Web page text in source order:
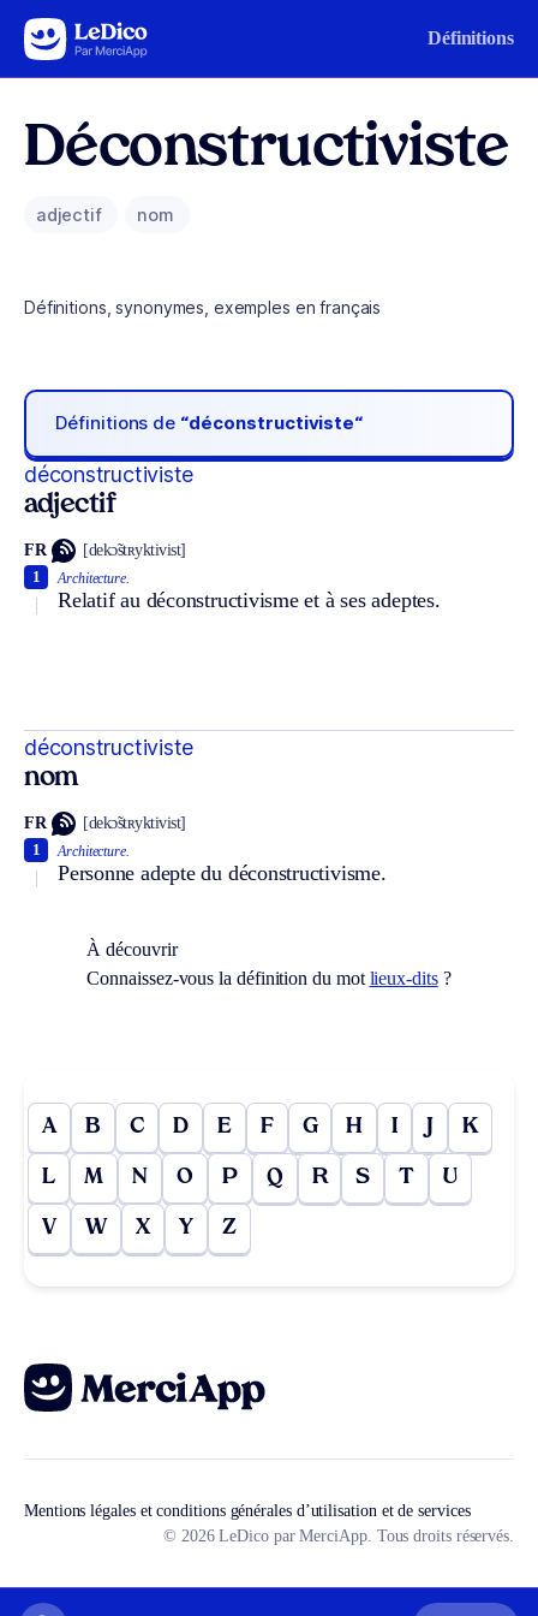
Aller au contenu Définitions
Déconstructiviste
adjectif nom
Définitions, synonymes, exemples en français
Définitions de “déconstructiviste“
déconstructiviste
adjectif
FR [dekɔ̃stʀyktivist]
Architecture.
Relatif au déconstructivisme et à ses adeptes.
1
déconstructiviste
nom
FR [dekɔ̃stʀyktivist]
Architecture.
Personne adepte du déconstructivisme.
1
À découvrir
Connaissez-vous la définition du mot lieux-dits?
A B C D E F G H I J K
L M N O P Q R S T U
V W X Y Z
Mentions légales et conditions générales d’utilisation et de services
© 2026 LeDico par MerciApp. Tous droits réservés.